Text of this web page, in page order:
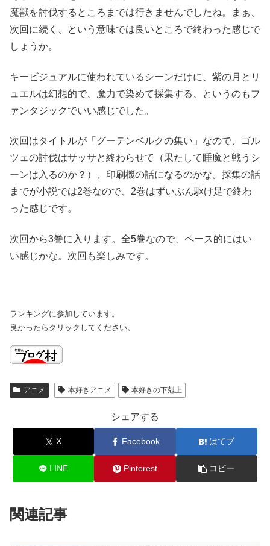
魔獣を討伐するところまでは行きませんでしたね。まぁ、
次回に続く、という意味では良いところで終わった感じで
しょうか。
キービジュアルに使われているシーンだけに、紫の月とリ
ュエルは幻想的で、魔力で染めて採集する、というのもフ
ァンタジックでいい感じでした。
次回はタイトルが「グーテンベルクの集い」なので、ゴル
ツェの討伐はサッサと終わらせて（果たして睡魔と戦うシ
ーンは入るのか？）、印刷機の話になるのかな。採集の話
までが小説では2巻なので、2巻はずいぶん駆け足で終わ
った感じです。
次回から3巻に入ります。全5巻なので、ペース的にはい
い感じかな。次回も楽しみです。
ランキングに参加しています。
良かったらクリックしてください。
アニメ 本好きアニメ 本好きの下剋上
シェアする
X Facebook はてブ
LINE Pinterest コピー
関連記事